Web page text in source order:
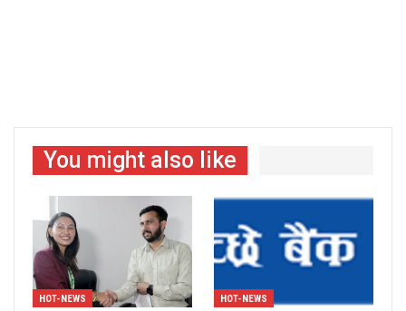
You might also like
HOT-NEWS HOT-NEWS